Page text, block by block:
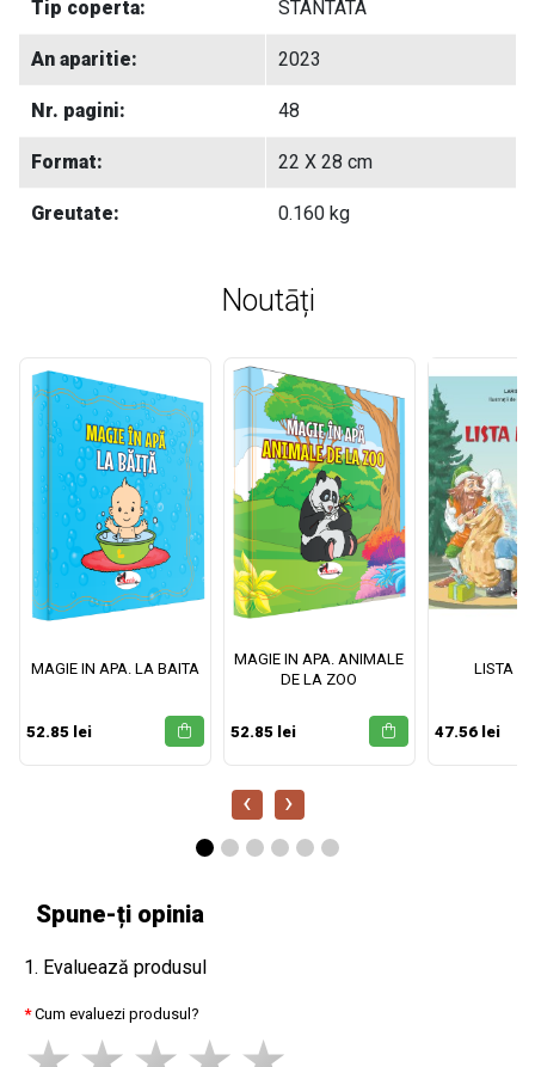
Tip coperta: STANTATA
An aparitie: 2023
Nr. pagini: 48
Format: 22 X 28 cm
Greutate: 0.160 kg
Noutāți
MAGIE IN APA. LA BAITA
52.85 lei
MAGIE IN APA. ANIMALE
DE LA ZOO
52.85 lei
LISTA
47.56 lei
‹ ›
Spune-ți opinia
1. Evaluează produsul
Cum evaluezi produsul?